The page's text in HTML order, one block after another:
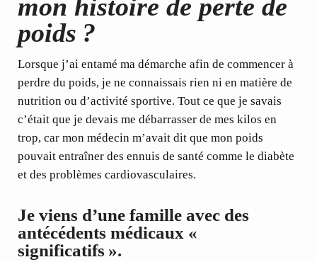
mon histoire de perte de
poids ?
Lorsque j’ai entamé ma démarche afin de commencer à
perdre du poids, je ne connaissais rien ni en matière de
nutrition ou d’activité sportive. Tout ce que je savais
c’était que je devais me débarrasser de mes kilos en
trop, car mon médecin m’avait dit que mon poids
pouvait entraîner des ennuis de santé comme le diabète
et des problèmes cardiovasculaires.
Je viens d’une famille avec des
antécédents médicaux «
significatifs ».